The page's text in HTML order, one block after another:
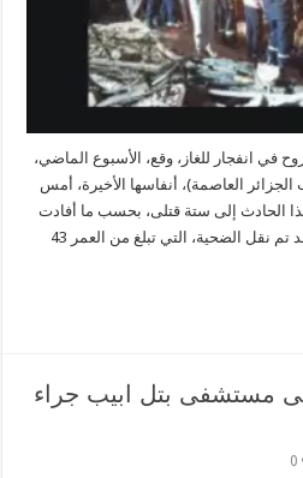
في انفجار للغاز، وقع، الأسبوع الماضي،
جنوب-غرب الجزائر العاصمة)، أنفاسها الأخيرة، أمس
الحادث إلى ستة قتلى، بحسب ما أفادت
به مصادر رسمية جزائرية. وكان قد تم نقل الضحية، التي تبلغ من العمر 43
مستشفى بتل ابيب جراء
0